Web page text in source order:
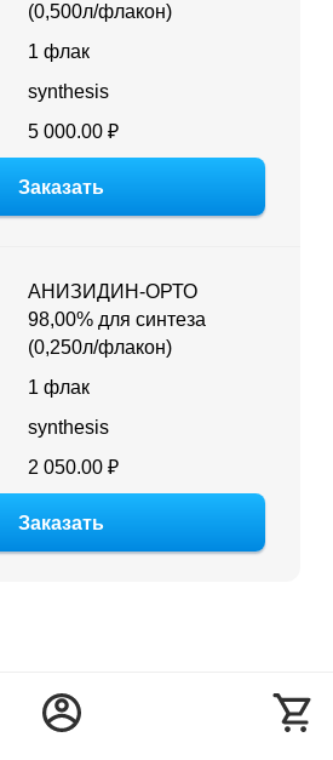
(0,500л/флакон)
1 флак
synthesis
5 000.00 ₽
Заказать
АНИЗИДИН-ОРТО
98,00% для синтеза
(0,250л/флакон)
1 флак
synthesis
2 050.00 ₽
Заказать